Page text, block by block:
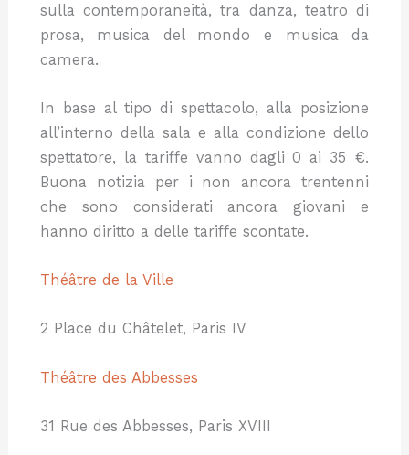
sulla contemporaneità, tra danza, teatro di
prosa, musica del mondo e musica da
camera.
In base al tipo di spettacolo, alla posizione
all’interno della sala e alla condizione dello
spettatore, la tariffe vanno dagli 0 ai 35 €.
Buona notizia per i non ancora trentenni
che sono considerati ancora giovani e
hanno diritto a delle tariffe scontate.
Théâtre de la Ville
2 Place du Châtelet, Paris IV
Théâtre des Abbesses
31 Rue des Abbesses, Paris XVIII